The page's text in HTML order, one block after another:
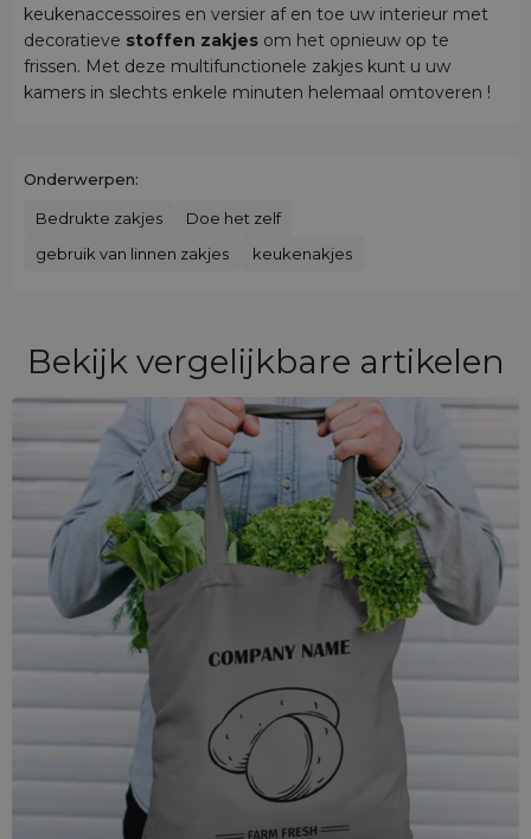
keukenaccessoires en versier af en toe uw interieur met
decoratieve stoffen zakjes om het opnieuw op te
frissen. Met deze multifunctionele zakjes kunt u uw
kamers in slechts enkele minuten helemaal omtoveren !
Onderwerpen:
Bedrukte zakjes
Doe het zelf
gebruik van linnen zakjes
keukenakjes
Bekijk vergelijkbare artikelen